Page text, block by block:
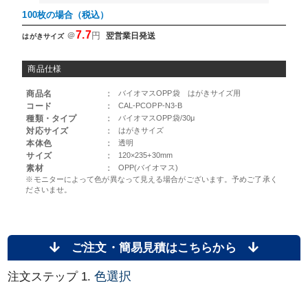
100枚の場合（税込）
はがきサイズ ＠7.7円 翌営業日発送
商品仕様
商品名 ： バイオマスOPP袋 はがきサイズ用
コード ： CAL-PCOPP-N3-B
種類・タイプ ： バイオマスOPP袋/30μ
対応サイズ ： はがきサイズ
本体色 ： 透明
サイズ ： 120×235+30mm
素材 ：
OPP(バイオマス)
※モニターによって色が異なって見える場合がございます。予めご了承く
ださいませ。
ご注文・簡易見積はこちらから
注文ステップ 1.色選択